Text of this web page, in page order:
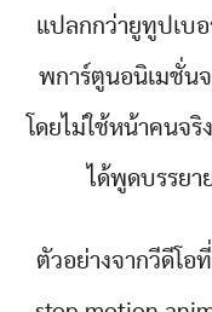
แปลกกว่ายูทูปเบ
พการ์ตูนอนิเมชั่น
โดยไม่ใช้หน้าคนจริ
ได้พูดบรรยา
ตัวอย่างจากวีดีโอ